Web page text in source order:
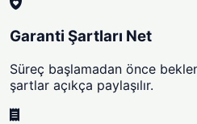
Garanti Şartları Net
Süreç başlamadan önce
şartlar açıkça paylaşılır.